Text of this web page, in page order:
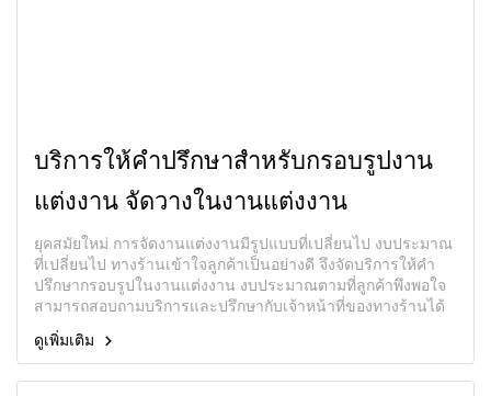
บริการให้คำปรึกษาสำหรับกรอบรูปงาน
แต่งงาน จัดวางในงานแต่งงาน
ยุคสมัยใหม่ การจัดงานแต่งงานมีรูปแบบที่เปลี่ยนไป งบประมาณ
ที่เปลี่ยนไป ทางร้านเข้าใจลูกค้าเป็นอย่างดี จึงจัดบริการให้คำ
ปรึกษากรอบรูปในงานแต่งงาน งบประมาณตามที่ลูกค้าพึงพอใจ
สามารถสอบถามบริการและปรึกษากับเจ้าหน้าที่ของทางร้านได้
เลยค่ะ
ดูเพิ่มเติม